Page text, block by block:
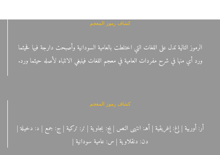
كشاف رموز المعجم
الرموز التالية تدل على اللغات التي اختلطت بالعامية السودانية وأصبحت دارجة فيها فحيثما
ورد أي منها في شرح مفردات العامية في معجم اللغات فينبغي الانتباه لأصله حيثما ورد.
كشاف رموز المعجم
أر: أوربية | إغ: إغريقية | أهـ: انتهى النص | بج: بجاوية | تر: تركية | ج: جمع | د: دخيلة |
دن: دنقلاوية | س: عامية سودانية |